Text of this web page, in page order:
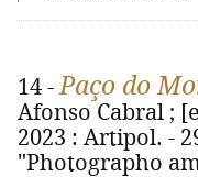
14 -Paço do
Afonso Cabral ;
2023 : Artipol. -
"Photographo